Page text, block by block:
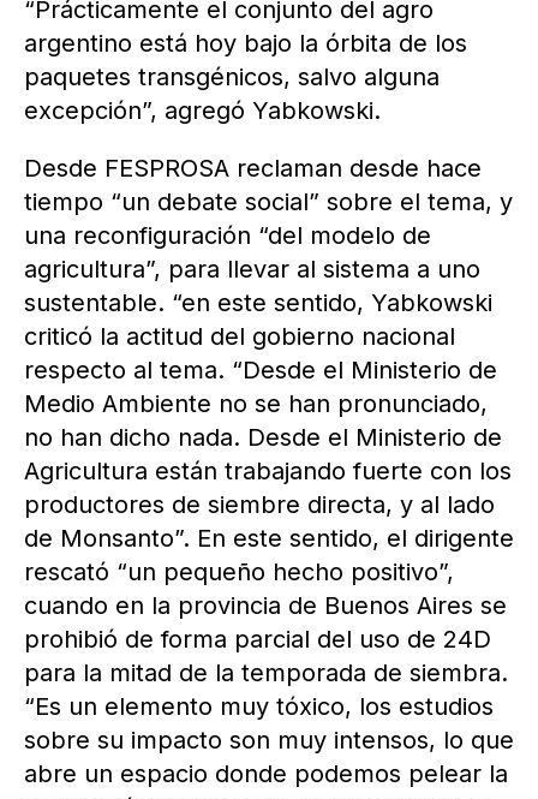
“Prácticamente el conjunto del agro
argentino está hoy bajo la órbita de los
paquetes transgénicos, salvo alguna
excepción”, agregó Yabkowski.
Desde FESPROSA reclaman desde hace
tiempo “un debate social” sobre el tema, y
una reconfiguración “del modelo de
agricultura”, para llevar al sistema a uno
sustentable. “en este sentido, Yabkowski
criticó la actitud del gobierno nacional
respecto al tema. “Desde el Ministerio de
Medio Ambiente no se han pronunciado,
no han dicho nada. Desde el Ministerio de
Agricultura están trabajando fuerte con los
productores de siembre directa, y al lado
de Monsanto”. En este sentido, el dirigente
rescató “un pequeño hecho positivo”,
cuando en la provincia de Buenos Aires se
prohibió de forma parcial del uso de 24D
para la mitad de la temporada de siembra.
“Es un elemento muy tóxico, los estudios
sobre su impacto son muy intensos, lo que
abre un espacio donde podemos pelear la